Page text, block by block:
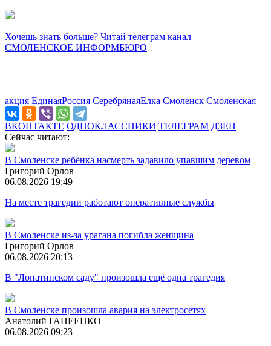
Хочешь знать больше? Читай телеграм канал
СМОЛЕНСКОЕ ИНФОРМБЮРО
акция ЕдинаяРоссия СеребрянаяЕлка Смоленск Смоленская
ВКОНТАКТЕ ОДНОКЛАССНИКИ ТЕЛЕГРАМ ДЗЕН
Сейчас читают:
В Смоленске ребёнка насмерть задавило упавшим деревом
Григорий Орлов
06.08.2026 19:49
На месте трагедии работают оперативные службы
В Смоленске из-за урагана погибла женщина
Григорий Орлов
06.08.2026 20:13
В "Лопатинском саду" произошла ещё одна трагедия
В Смоленске произошла авария на электросетях
Анатолий ГАПЕЕНКО
06.08.2026 09:23